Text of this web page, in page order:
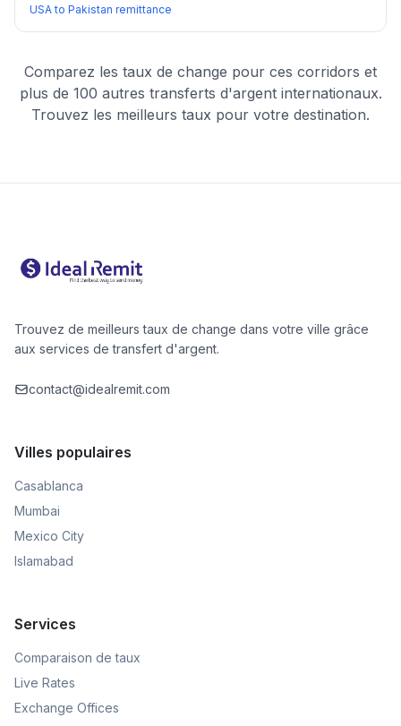
USA to Pakistan remittance
Comparez les taux de change pour ces corridors et
plus de 100 autres transferts d'argent internationaux.
Trouvez les meilleurs taux pour votre destination.
Trouvez de meilleurs taux de change dans votre ville grâce
aux services de transfert d'argent.
contact@idealremit.com
Villes populaires
Casablanca
Mumbai
Mexico City
Islamabad
Services
Comparaison de taux
Live Rates
Exchange Offices